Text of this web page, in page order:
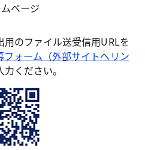
ページ
のファイル送受信用URLを
フォーム（外部サイトへリン
ください。